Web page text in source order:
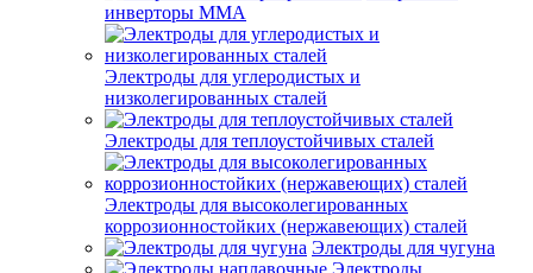
инверторы MMA
Электроды для углеродистых и
низколегированных сталей
Электроды для теплоустойчивых сталей
Электроды для высоколегированных
коррозионностойких (нержавеющих) сталей
Электроды для чугуна
Электроды